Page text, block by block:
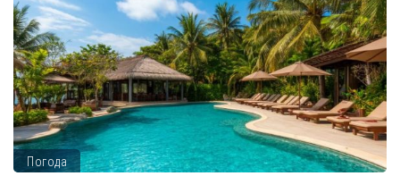
Погода